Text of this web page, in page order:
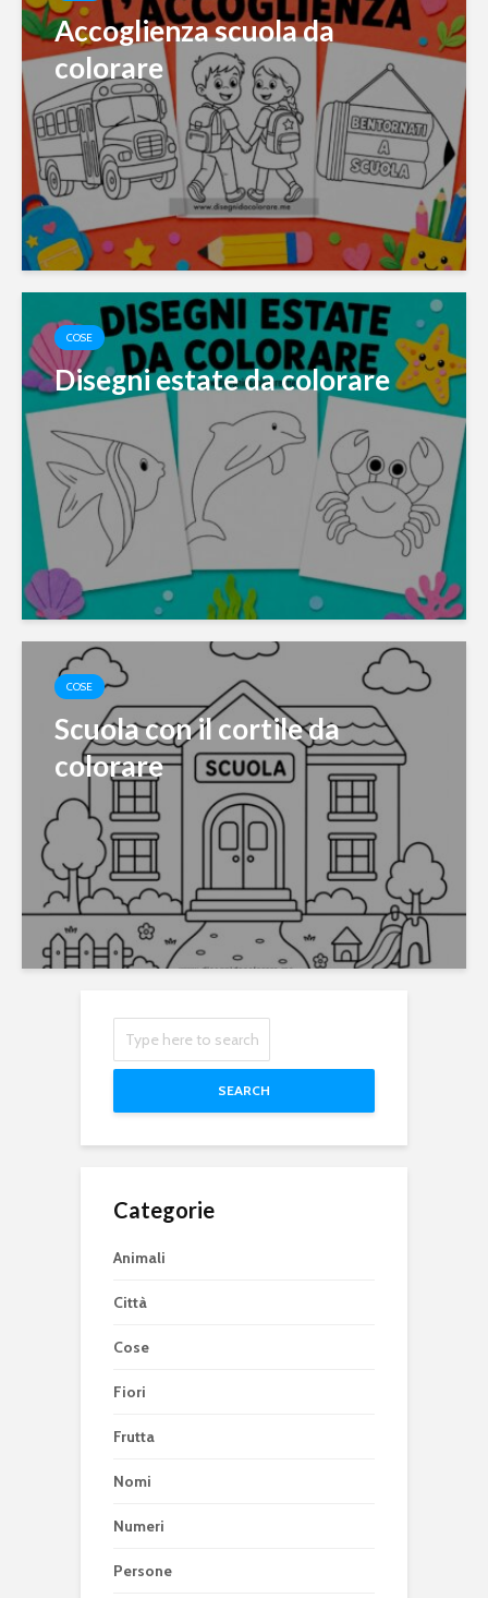
Accoglienza scuola da
colorare
COSE
Disegni estate da colorare
COSE
Scuola con il cortile da
colorare
SEARCH
Categorie
Animali
Città
Cose
Fiori
Frutta
Nomi
Numeri
Persone